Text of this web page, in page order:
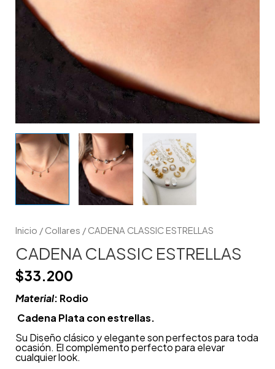
Inicio / Collares / CADENA CLASSIC ESTRELLAS
CADENA CLASSIC ESTRELLAS
$33.200
Material: Rodio
Cadena Plata con estrellas.
Su Diseño clásico y elegante son perfectos para toda
ocasión. El complemento perfecto para elevar
cualquier look.